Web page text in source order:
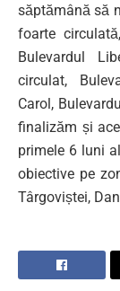
săptămână să
foarte
Bulevardul
circulat,
Carol,
finalizăm și
primele 6 luni
obiective pe
Târgoviștei,